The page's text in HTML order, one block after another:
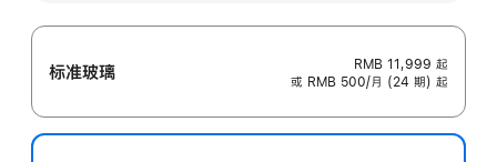
标准玻璃 RMB 11,999 起
或 RMB 500/月 (24 期) 起